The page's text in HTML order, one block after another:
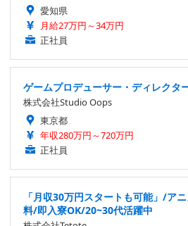
愛知県
月給27万円～34万円
正社員
ゲームプロデューサー・ディレクタ
株式会社Studio Oops
東京都
年収280万円～720万円
正社員
「月収30万円スタートも可能」/ア
料/即入寮OK/20~30代活躍中